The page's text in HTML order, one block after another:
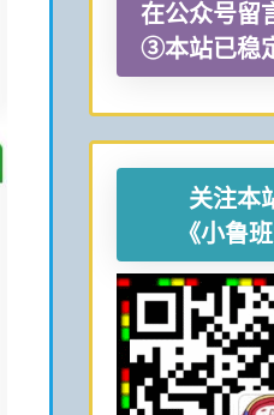
在公众号留
③本站已稳
关注本
《小鲁